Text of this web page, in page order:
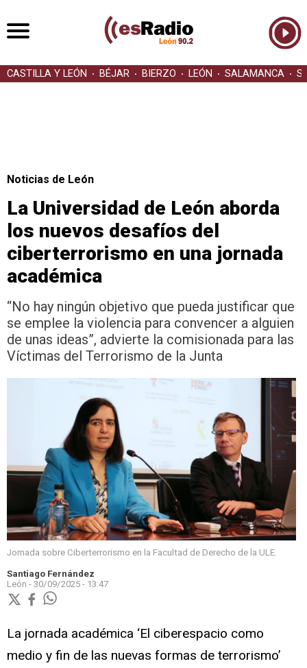
CASTILLA Y LEÓN BÉJAR BIERZO LEÓN SALAMANCA
Noticias de León
La Universidad de León aborda
los nuevos desafíos del
ciberterrorismo en una jornada
académica
“No hay ningún objetivo que pueda justificar que
se emplee la violencia para convencer a alguien
de unas ideas”, advierte la comisionada para las
Víctimas del Terrorismo de la Junta
Jornada sobre Ciberterrorismo en la Facultad de Derecho de la ULE.
Santiago Fernández
León - 30/09/2025 - 13:47
La jornada académica ‘El ciberespacio como
medio y fin de las nuevas formas de terrorismo’